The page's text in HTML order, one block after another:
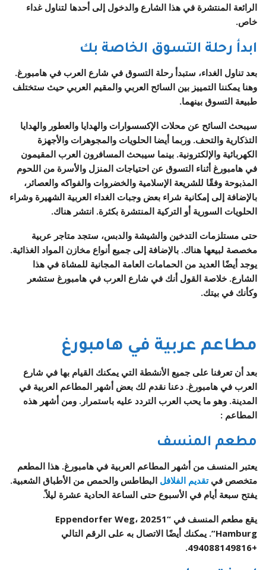
الرائعة المنتشرة في هذا الشارع والدخول إلى أحدها لتناول غداء
خاص.
ابدأ رحلة التسوق الخاصة بك
بعد تناول الغداء، ستبدأ رحلة التسوق في شارع العرب في هامبورغ.
وهنا يمكننا التمييز بين السائح العربي والمقيم العربي حيث ستختلف
طبيعة التسوق بينهما.
سيبحث السائح عن محلات الإكسسوارات والهدايا والعطور والهدايا
التذكارية والتحف. وربما أيضا الحلويات والمجوهرات والأجهزة
الكهربائية والإلكترونية. بينما سيبحث المسافرون العرب المقيمون
في هامبورغ أثناء التسوق عن احتياجات المنزل والأسرة من اللحوم
المذبوحة وفقًا للشريعة الإسلامية والخضروات والفواكه والعصائر،
بالإضافة إلى إمكانية شراء بعض وجبات الغداء العربية الشهيرة وشراء
الحلويات السورية أو التركية المنتشرة بكثرة. انتشر هناك.
حتى مستلزمات التدخين والشيشة والدبس، ستجد متاجر عربية
مخصصة لبيعها هناك. بالإضافة إلى جميع أنواع مخازن المواد الغذائية.
يوجد أيضًا العديد من الحمامات العامة المجانية للمشاة في هذا
الشارع. خلاصة القول أنك في شارع العرب في هامبورغ ستشعر
وكأنك في بيتك.
مطاعم عربية في هامبورغ
بعد أن تعرفنا على جميع الأنشطة التي يمكنك القيام بها في شارع
العرب في هامبورغ. دعنا نقدم لك بعض أشهر المطاعم العربية في
المدينة. وهو ما يحب العرب التردد عليه باستمرار. ومن أشهر هذه
المطاعم :
مطعم المنسف
يعتبر المنسف من أشهر المطاعم العربية في هامبورغ. هذا المطعم
متخصص فيتقديم الفلافل البطاطس والحمص من الأطباق الشعبية.
يفتح سبعة أيام في الأسبوع حتى الساعة الحادية عشرة ليلاً.
يقع مطعم المنسف في “Eppendorfer Weg، 20251
Hamburg”. يمكنك أيضًا الاتصال به على الرقم التالي
+494088149816.